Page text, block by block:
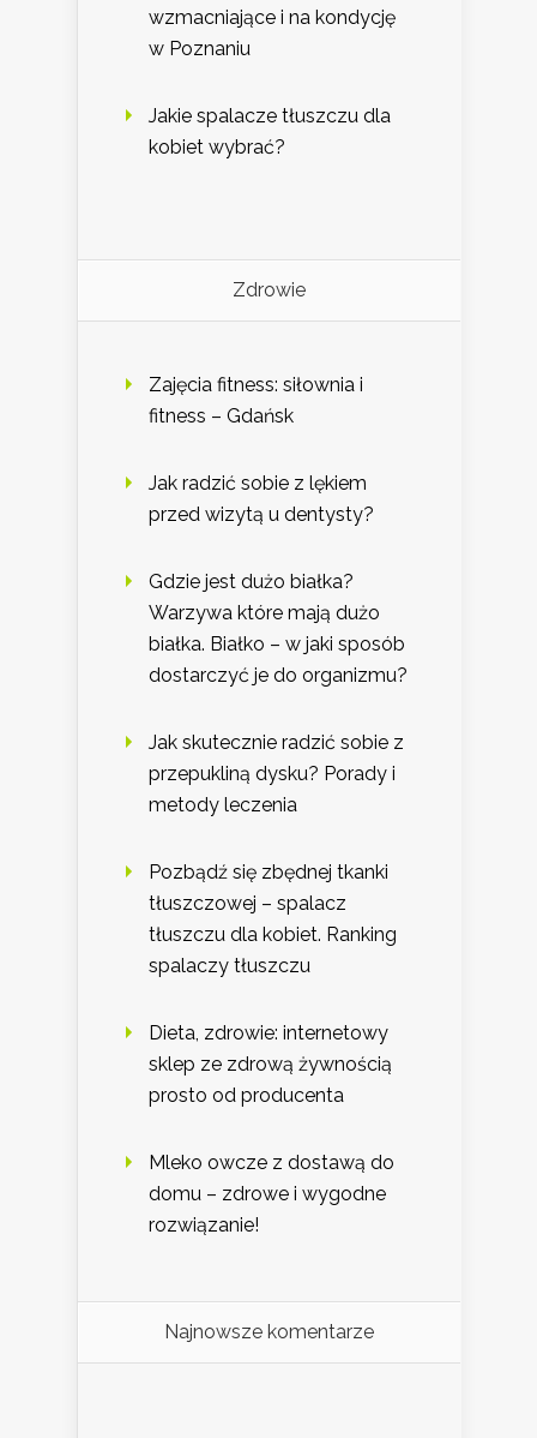
wzmacniające i na kondycję
w Poznaniu
Jakie spalacze tłuszczu dla
kobiet wybrać?
Zdrowie
Zajęcia fitness: siłownia i
fitness – Gdańsk
Jak radzić sobie z lękiem
przed wizytą u dentysty?
Gdzie jest dużo białka?
Warzywa które mają dużo
białka. Białko – w jaki sposób
dostarczyć je do organizmu?
Jak skutecznie radzić sobie z
przepukliną dysku? Porady i
metody leczenia
Pozbądź się zbędnej tkanki
tłuszczowej – spalacz
tłuszczu dla kobiet. Ranking
spalaczy tłuszczu
Dieta, zdrowie: internetowy
sklep ze zdrową żywnością
prosto od producenta
Mleko owcze z dostawą do
domu – zdrowe i wygodne
rozwiązanie!
Najnowsze komentarze